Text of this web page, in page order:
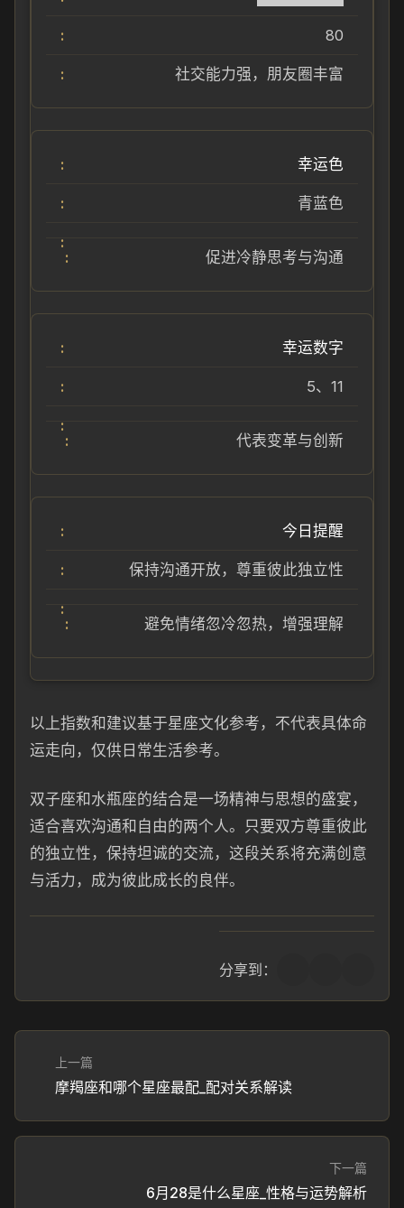
80
社交能力强，朋友圈丰富
幸运色
青蓝色
促进冷静思考与沟通
幸运数字
5、11
代表变革与创新
今日提醒
保持沟通开放，尊重彼此独立性
避免情绪忽冷忽热，增强理解
以上指数和建议基于星座文化参考，不代表具体命
运走向，仅供日常生活参考。
双子座和水瓶座的结合是一场精神与思想的盛宴，
适合喜欢沟通和自由的两个人。只要双方尊重彼此
的独立性，保持坦诚的交流，这段关系将充满创意
与活力，成为彼此成长的良伴。
分享到：
上一篇
摩羯座和哪个星座最配_配对关系解读
下一篇
6月28是什么星座_性格与运势解析